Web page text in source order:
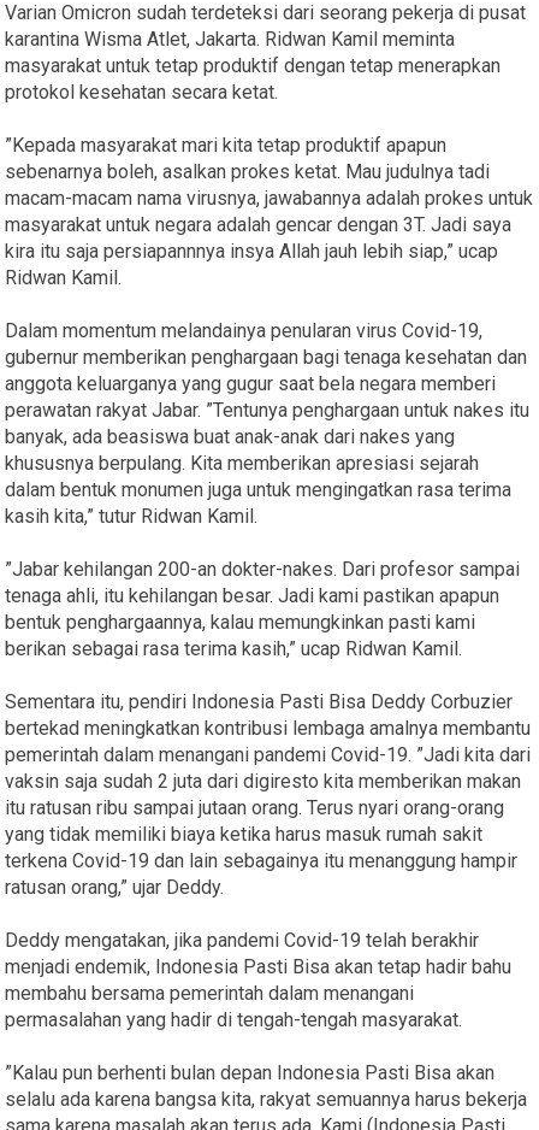
Varian Omicron sudah terdeteksi dari seorang pekerja di pusat
karantina Wisma Atlet, Jakarta. Ridwan Kamil meminta
masyarakat untuk tetap produktif dengan tetap menerapkan
protokol kesehatan secara ketat.
”Kepada masyarakat mari kita tetap produktif apapun
sebenarnya boleh, asalkan prokes ketat. Mau judulnya tadi
macam-macam nama virusnya, jawabannya adalah prokes untuk
masyarakat untuk negara adalah gencar dengan 3T. Jadi saya
kira itu saja persiapannnya insya Allah jauh lebih siap,” ucap
Ridwan Kamil.
Dalam momentum melandainya penularan virus Covid-19,
gubernur memberikan penghargaan bagi tenaga kesehatan dan
anggota keluarganya yang gugur saat bela negara memberi
perawatan rakyat Jabar. ”Tentunya penghargaan untuk nakes itu
banyak, ada beasiswa buat anak-anak dari nakes yang
khususnya berpulang. Kita memberikan apresiasi sejarah
dalam bentuk monumen juga untuk mengingatkan rasa terima
kasih kita,” tutur Ridwan Kamil.
”Jabar kehilangan 200-an dokter-nakes. Dari profesor sampai
tenaga ahli, itu kehilangan besar. Jadi kami pastikan apapun
bentuk penghargaannya, kalau memungkinkan pasti kami
berikan sebagai rasa terima kasih,” ucap Ridwan Kamil.
Sementara itu, pendiri Indonesia Pasti Bisa Deddy Corbuzier
bertekad meningkatkan kontribusi lembaga amalnya membantu
pemerintah dalam menangani pandemi Covid-19. ”Jadi kita dari
vaksin saja sudah 2 juta dari digiresto kita memberikan makan
itu ratusan ribu sampai jutaan orang. Terus nyari orang-orang
yang tidak memiliki biaya ketika harus masuk rumah sakit
terkena Covid-19 dan lain sebagainya itu menanggung hampir
ratusan orang,” ujar Deddy.
Deddy mengatakan, jika pandemi Covid-19 telah berakhir
menjadi endemik, Indonesia Pasti Bisa akan tetap hadir bahu
membahu bersama pemerintah dalam menangani
permasalahan yang hadir di tengah-tengah masyarakat.
”Kalau pun berhenti bulan depan Indonesia Pasti Bisa akan
selalu ada karena bangsa kita, rakyat semuannya harus bekerja